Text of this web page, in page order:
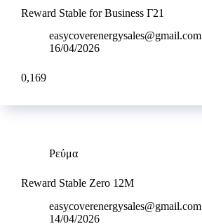
Reward Stable for Business Γ21
easycoverenergysales@gmail.com
16/04/2026
0,169
Ρεύμα
Reward Stable Zero 12M
easycoverenergysales@gmail.com
14/04/2026